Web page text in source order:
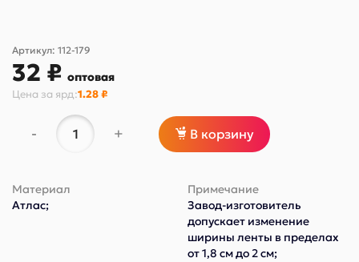
Артикул: 112-179
32 ₽ оптовая
Цена за ярд:1.28 ₽
- + В корзину
Материал
Атлас;
Примечание
Завод-изготовитель
допускает изменение
ширины ленты в пределах
от 1,8 см до 2 см;